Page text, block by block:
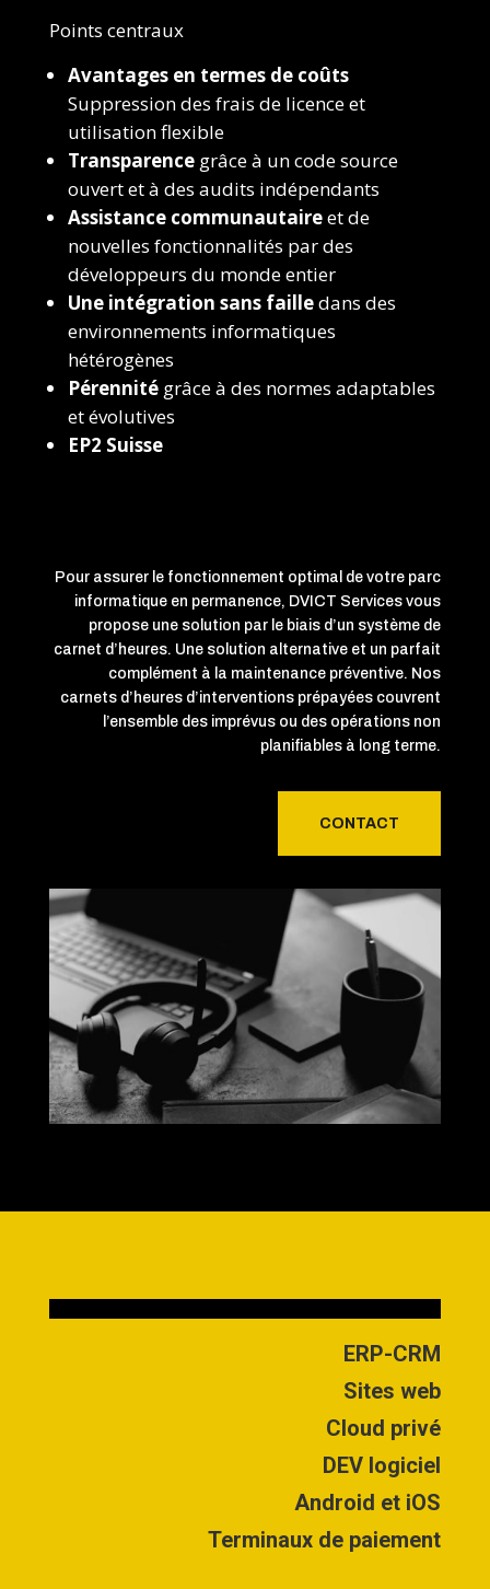
Points centraux
Avantages en termes de coûts
Suppression des frais de licence et
utilisation flexible
Transparencegrâce à un code source
ouvert et à des audits indépendants
Assistance communautaireet de
nouvelles fonctionnalités par des
développeurs du monde entier
Une intégration sans failledans des
environnements informatiques
hétérogènes
Pérennitégrâce à des normes adaptables
et évolutives
EP2 Suisse
Pour assurer le fonctionnement optimal de votre parc
informatique en permanence, DVICT Services vous
propose une solution par le biais d’un système de
carnet d’heures. Une solution alternative et un parfait
complément à la maintenance préventive. Nos
carnets d’heures d’interventions prépayées couvrent
l’ensemble des imprévus ou des opérations non
planifiables à long terme.
CONTACT
ERP-CRM
Sites web
Cloud privé
DEV logiciel
Android et iOS
Terminaux de paiement